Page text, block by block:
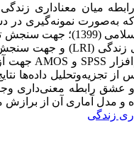
میان معناداری
از زوجین شهر تهران که
خود اسکورن
زندگی (LRI) و جهت سنجش
SPSS و AMOS جهت
تجزیه‌وتحلیل داده‌ها
رابطه معنی‌داری
و مدل آماری آن از
زندگی